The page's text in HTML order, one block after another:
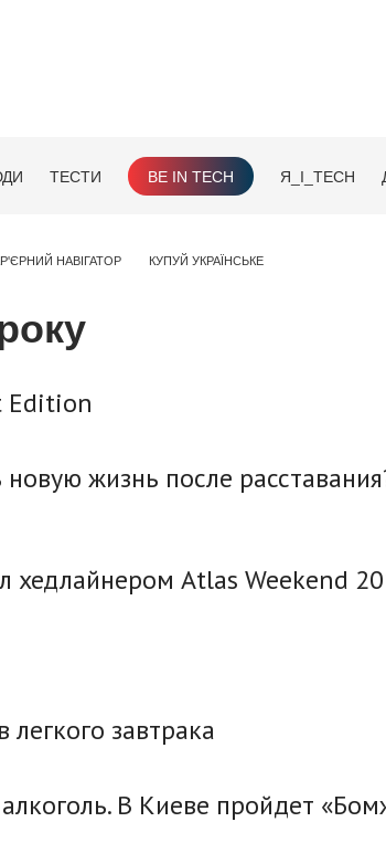
ТЕСТИ BE IN TECH Я_І_TECH
НАВІГАТОР КУПУЙ УКРАЇНСЬКЕ
Edition
жизнь после
хедлайнером Atlas Weekend
завтрака
В Киеве пройдет